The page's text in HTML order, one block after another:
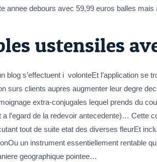
annee debours avec 59,99 euros balles
ustensiles
blog s’effectuent i volonteEt l’application se
surs clients aupres augmenter leur degre
extra-conjugales lequel prends du
a l’egard de la redevoir antecedente)…
tout de suite etat des diverses fleurEt
un instrument essentiellement rentable
geographique pointee…